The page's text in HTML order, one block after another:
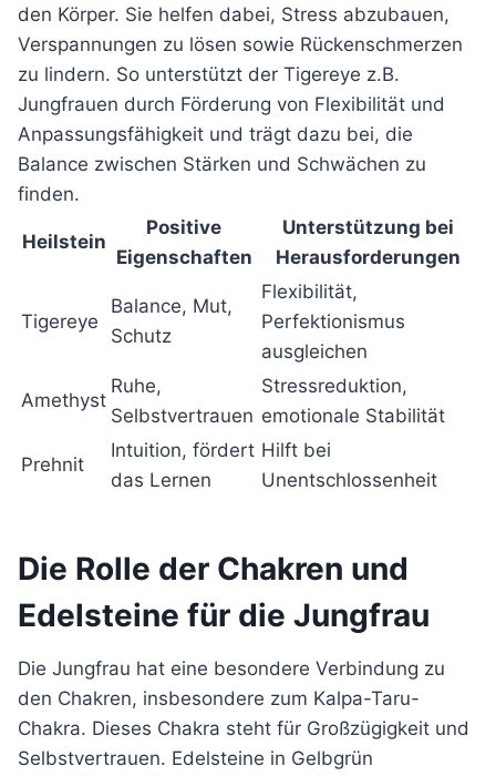
den Körper. Sie helfen dabei, Stress abzubauen,
Verspannungen zu lösen sowie Rückenschmerzen
zu lindern. So unterstützt der Tigereye z.B.
Jungfrauen durch Förderung von Flexibilität und
Anpassungsfähigkeit und trägt dazu bei, die
Balance zwischen Stärken und Schwächen zu
finden.
Heilstein
Positive
Eigenschaften
Unterstützung bei
Herausforderungen
Tigereye
Balance, Mut,
Schutz
Flexibilität,
Perfektionismus
ausgleichen
Amethyst
Ruhe,
Selbstvertrauen
Stressreduktion,
emotionale Stabilität
Prehnit
Intuition, fördert
das Lernen
Hilft bei
Unentschlossenheit
Die Rolle der Chakren und
Edelsteine für die Jungfrau
Die Jungfrau hat eine besondere Verbindung zu
den Chakren, insbesondere zum Kalpa-Taru-
Chakra. Dieses Chakra steht für Großzügigkeit und
Selbstvertrauen. Edelsteine in Gelbgrün